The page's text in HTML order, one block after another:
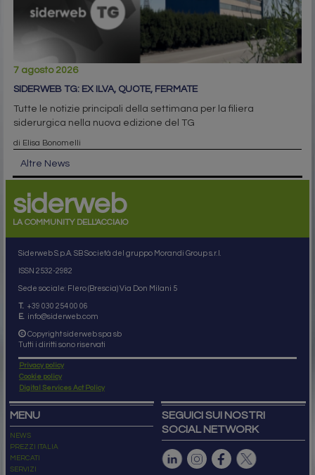
7 agosto 2026
SIDERWEB TG: EX ILVA, QUOTE, FERMATE
Tutte le notizie principali della settimana per la filiera
siderurgica nella nuova edizione del TG
di Elisa Bonomelli
Altre News
siderweb
LA COMMUNITY DELL'ACCIAIO
Siderweb S.p.A. SB Società del gruppo Morandi Group s.r.l.
ISSN 2532-2982
Sede sociale: Flero (Brescia) Via Don Milani 5
T. +39 030 254 00 06
E.
info@siderweb.com
Copyright siderweb spa sb
Tutti i diritti sono riservati
Privacy policy
Cookie policy
Digital Services Act Policy
MENU
NEWS
PREZZI ITALIA
MERCATI
SERVIZI
SEGUICI SUI NOSTRI
SOCIAL NETWORK